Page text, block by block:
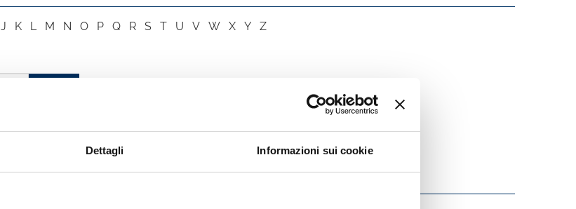
Dettagli Informazioni sui cookie
J K L M N O P Q R S T U V W X Y Z